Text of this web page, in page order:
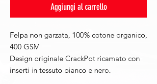
Aggiungi al carrello
Felpa non garzata, 100% cotone organico,
400 GSM
Design originale CrackPot ricamato con
inserti in tessuto bianco e nero.